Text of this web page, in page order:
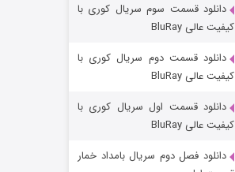
مردگان متحرک: شهر مرده ۳
دانلود قسمت سوم سریال کوری با
کیفیت عالی BluRay
دانلود قسمت دوم سریال کوری با
کیفیت عالی BluRay
دانلود قسمت اول سریال کوری با
کیفیت عالی BluRay
دانلود فصل دوم سریال بامداد خمار